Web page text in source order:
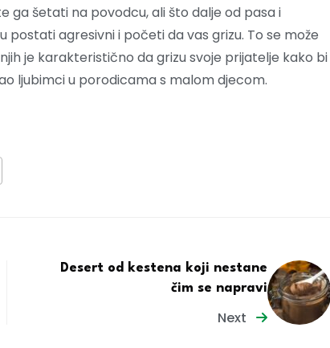
ga šetati na povodcu, ali što dalje od pasa i
agresivni i početi da vas grizu. To se može
je karakteristično da grizu svoje prijatelje kako bi
ljubimci u porodicama s malom djecom.
Desert od kestena koji nestane
čim se napravi
Next